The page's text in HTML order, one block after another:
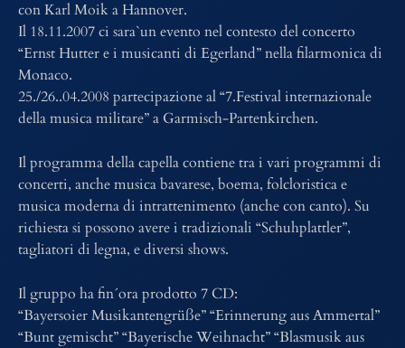
con Karl Moik a Hannover.
Il 18.11.2007 ci sara`un evento nel contesto del concerto
“Ernst Hutter e i musicanti di Egerland” nella filarmonica di
Monaco.
25./26..04.2008 partecipazione al “7.Festival internazionale
della musica militare” a Garmisch-Partenkirchen.
Il programma della capella contiene tra i vari programmi di
concerti, anche musica bavarese, boema, folcloristica e
musica moderna di intrattenimento (anche con canto). Su
richiesta si possono avere i tradizionali “Schuhplattler”,
tagliatori di legna, e diversi shows.
Il gruppo ha fin´ora prodotto 7 CD:
“Bayersoier Musikantengrüße” “Erinnerung aus Ammertal”
“Bunt gemischt” “Bayerische Weihnacht” “Blasmusik aus